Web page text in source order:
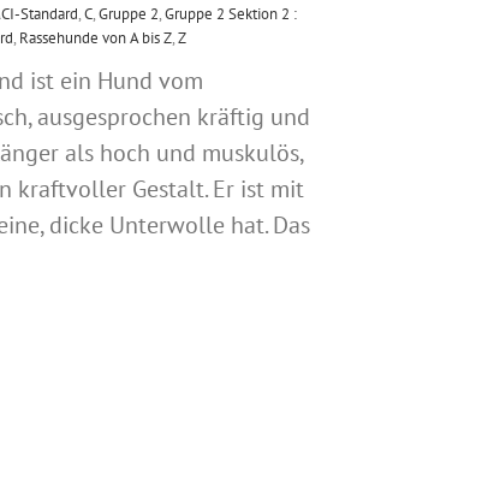
Standard,C,Gruppe 2,Gruppe 2 Sektion 2 :
, Rassehunde von A bis Z,Z
ist ein Hund vom
ausgesprochen kräftig und
als hoch und muskulös,
kraftvoller Gestalt. Er ist mit
dicke Unterwolle hat. Das